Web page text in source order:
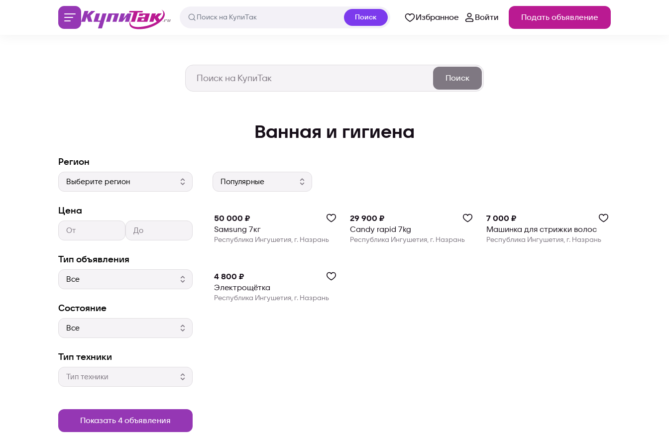
Поиск Избранное Войти Подать объявление
Поиск
Ванная и гигиена
Регион
Цена
Тип объявления
Состояние
Тип техники
Показать 4 объявления
50 000 ₽
Samsung 7кг
Республика Ингушетия, г. Назрань
29 900 ₽
Candy rapid 7kg
Республика Ингушетия, г. Назрань
7 000 ₽
Машинка для стрижки волос
Республика Ингушетия, г. Назрань
4 800 ₽
Электрощётка
Республика Ингушетия, г. Назрань